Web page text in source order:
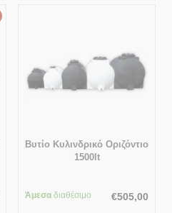
Βυτίο Κυλινδρικό Οριζόντιο
1500lt
Άμεσα διαθέσιμο €505,00